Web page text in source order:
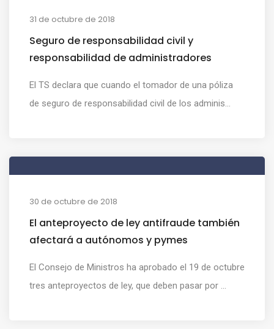
31 de octubre de 2018
Seguro de responsabilidad civil y
responsabilidad de administradores
El TS declara que cuando el tomador de una póliza
de seguro de responsabilidad civil de los adminis...
30 de octubre de 2018
El anteproyecto de ley antifraude también
afectará a autónomos y pymes
El Consejo de Ministros ha aprobado el 19 de octubre
tres anteproyectos de ley, que deben pasar por ...